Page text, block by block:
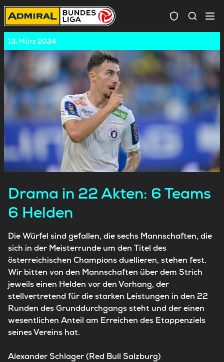
13. März 2024
Drama in 22 Akten: 6 Teams
6 Helden
Die Würfel sind gefallen, die sechs Mannschaften, die
sich in der Meisterrunde um den Titel des
österreichischen Champions duellieren, stehen fest.
Wir bitten von den Mannschaften über dem Strich
jeweils einen Helden vor den Vorhang, der
stellvertretend für die starken Leistungen in den 22
Runden des Grunddurchgangs steht und der einen
wesentlichen Anteil am Erreichen des Etappenziels
seines Vereins hat.
Alexander Schlager (Red Bull Salzburg)